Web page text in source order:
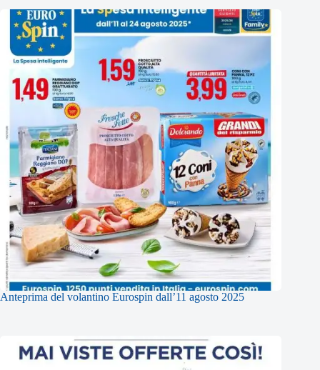
Anteprima del volantino Eurospin dall’11 agosto 2025